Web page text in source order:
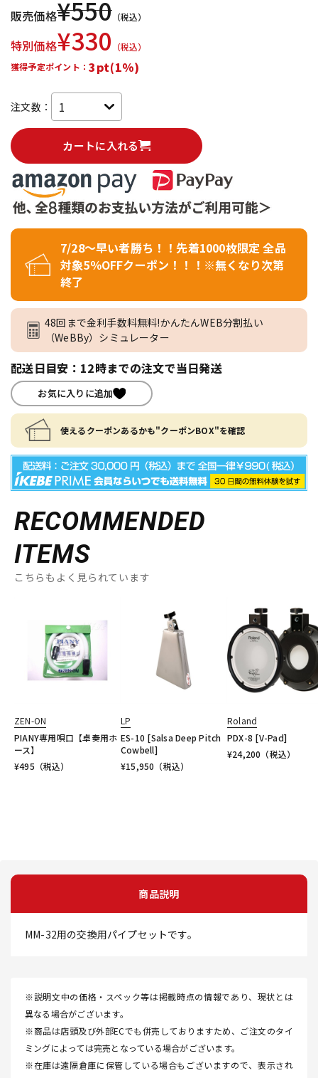
販売価格¥550 （税込）
特別価格¥330 （税込）
獲得予定ポイント：3pt(1%)
注文数：
カートに入れる
7/28～早い者勝ち！！先着1000枚限定 全品
対象5％OFFクーポン！！！※無くなり次第
終了
48回まで金利手数料無料!かんたんWEB分割払い
（WeBBy）シミュレーター
配送日目安：12時までの注文で当日発送
お気に入りに追加
使えるクーポンあるかも"クーポンBOX"を確認
RECOMMENDED
ITEMS
こちらもよく見られています
ZEN-ON
PIANY専用唄口【卓奏用ホ
ース】
¥495 （税込）
LP
ES-10 [Salsa Deep Pitch
Cowbell]
¥15,950 （税込）
Roland
PDX-8 [V-Pad]
¥24,200 （税込）
商品説明
MM-32用の交換用パイプセットです。
※説明文中の価格・スペック等は掲載時点の情報であり、現状とは
異なる場合がございます。
※商品は店頭及び外部ECでも併売しておりますため、ご注文のタイ
ミングによっては完売となっている場合がございます。
※在庫は遠隔倉庫に保管している場合もございますので、表示され